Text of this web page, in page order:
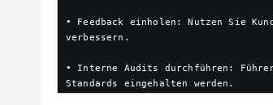
• Feedback einholen: Nutzen Sie
verbessern.
• Interne Audits durchführen:
Standards eingehalten werden.